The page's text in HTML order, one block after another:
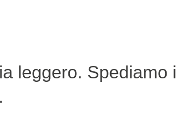
leggero. Spediamo i